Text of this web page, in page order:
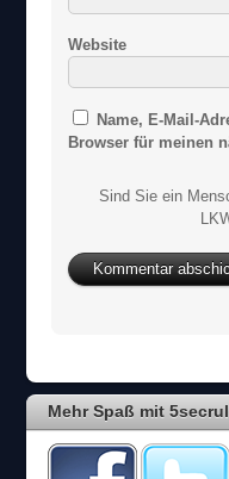
Website
Name, E-Mail-
Browser für meinen
Sind Sie ein
Mehr Spaß mit